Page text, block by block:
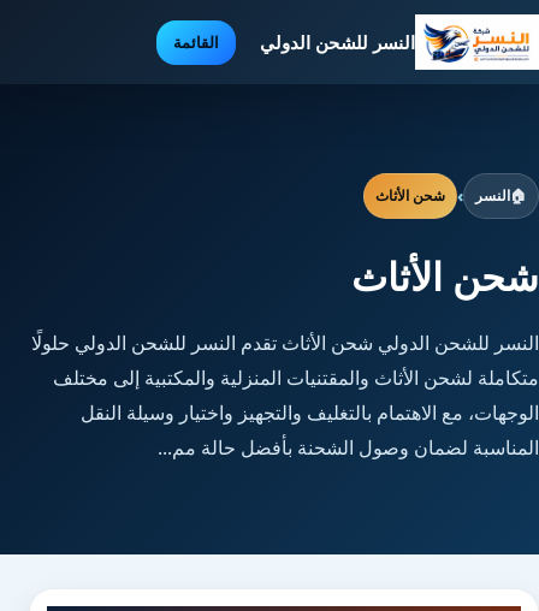
النسر للشحن الدولي القائمة
🏠النسر › شحن الأثاث
شحن الأثاث
النسر للشحن الدولي شحن الأثاث تقدم النسر للشحن الدولي حلولًا
متكاملة لشحن الأثاث والمقتنيات المنزلية والمكتبية إلى مختلف
الوجهات، مع الاهتمام بالتغليف والتجهيز واختيار وسيلة النقل
المناسبة لضمان وصول الشحنة بأفضل حالة مم...